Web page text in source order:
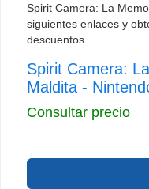
Spirit Camera: La
siguientes enlaces y
descuentos
Spirit Camera:
Maldita -
Consultar precio